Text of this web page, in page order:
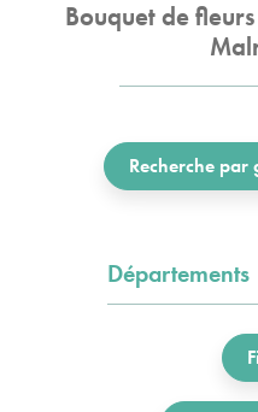
Bouquet de
Recherche par
Départements